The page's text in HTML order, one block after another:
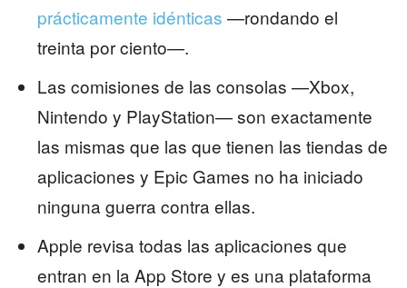
prácticamente idénticas —rondando el
treinta por ciento—.
Las comisiones de las consolas —Xbox,
Nintendo y PlayStation— son exactamente
las mismas que las que tienen las tiendas de
aplicaciones y Epic Games no ha iniciado
ninguna guerra contra ellas.
Apple revisa todas las aplicaciones que
entran en la App Store y es una plataforma